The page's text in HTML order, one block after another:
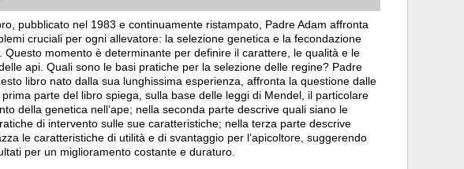
pubblicato nel 1983 e continuamente ristampato, Padre Adam affronta
cruciali per ogni allevatore: la selezione genetica e la fecondazione
Questo momento è determinante per definire il carattere, le qualità e le
api. Quali sono le basi pratiche per la selezione delle regine? Padre
libro nato dalla sua lunghissima esperienza, affronta la questione dalle
prima parte del libro spiega, sulla base delle leggi di Mendel, il particolare
della genetica nell’ape; nella seconda parte descrive quali siano le
di intervento sulle sue caratteristiche; nella terza parte descrive
le caratteristiche di utilità e di svantaggio per l’apicoltore, suggerendo
per un miglioramento costante e duraturo.